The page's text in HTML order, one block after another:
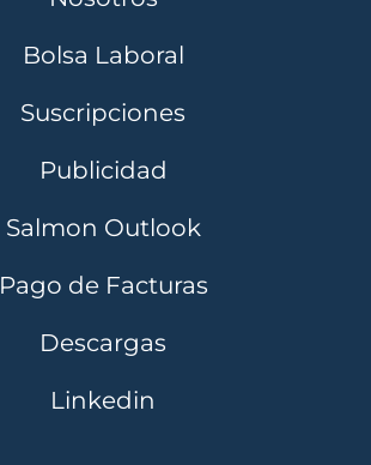
Bolsa Laboral
Suscripciones
Publicidad
Salmon Outlook
Pago de Facturas
Descargas
Linkedin